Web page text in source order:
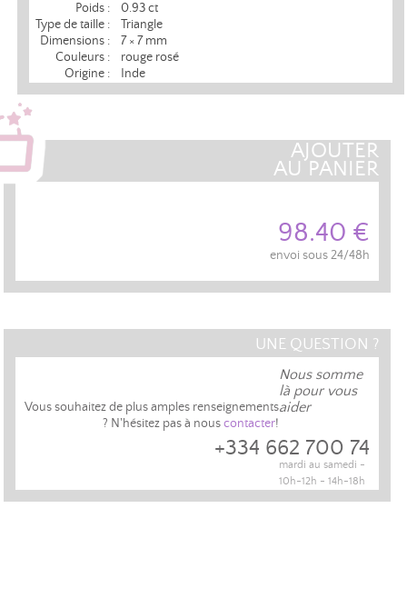
Poids :
0.93 ct
Type de taille :
Triangle
Dimensions :
7 × 7 mm
Couleurs :
rouge rosé
Origine :
Inde
AJOUTER
AU PANIER
98.40 €
envoi sous 24/48h
UNE QUESTION ?
Nous somme
là pour vous
aider
Vous souhaitez de plus amples renseignements
? N'hésitez pas à nouscontacter!
+334 662 700 74
mardi au samedi -
10h-12h - 14h-18h